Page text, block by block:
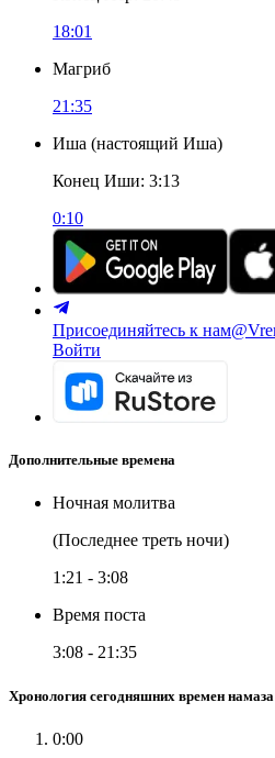
18:01
Магриб
21:35
Иша (настоящий Иша)
Конец Иши: 3:13
0:10
Присоединяйтесь к нам
Войти
Дополнительные времена
Ночная молитва
(Последнее треть ночи)
1:21 - 3:08
Время поста
3:08 - 21:35
Хронология сегодняшних времен намаза
0:00